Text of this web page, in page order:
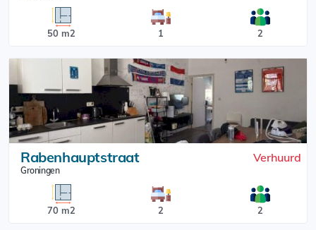
50 m2 1 2
Rabenhauptstraat
Groningen
Verhuurd
70 m2 2 2